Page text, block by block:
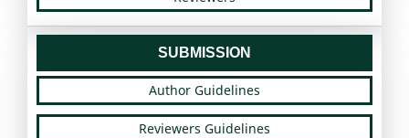
SUBMISSION
Author Guidelines
Reviewers Guidelines